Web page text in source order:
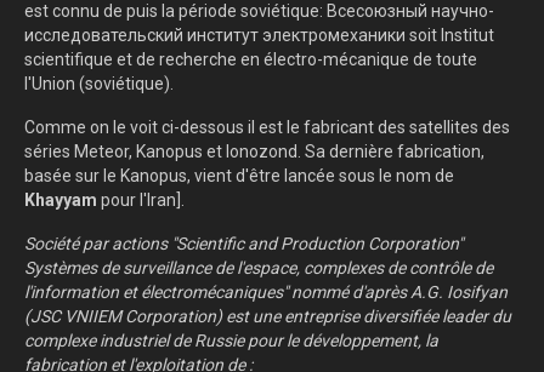
est connu de puis la période soviétique: Всесоюзный научно-
исследовательский институт электромеханики soit Institut
scientifique et de recherche en électro-mécanique de toute
l'Union (soviétique).
Comme on le voit ci-dessous il est le fabricant des satellites des
séries Meteor, Kanopus et Ionozond. Sa dernière fabrication,
basée sur le Kanopus, vient d'être lancée sous le nom de
Khayyam pour l'Iran].
Société par actions "Scientific and Production Corporation"
Systèmes de surveillance de l'espace, complexes de contrôle de
l'information et électromécaniques" nommé d'après A.G. Iosifyan
(JSC VNIIEM Corporation) est une entreprise diversifiée leader du
complexe industriel de Russie pour le développement, la
fabrication et l'exploitation de :